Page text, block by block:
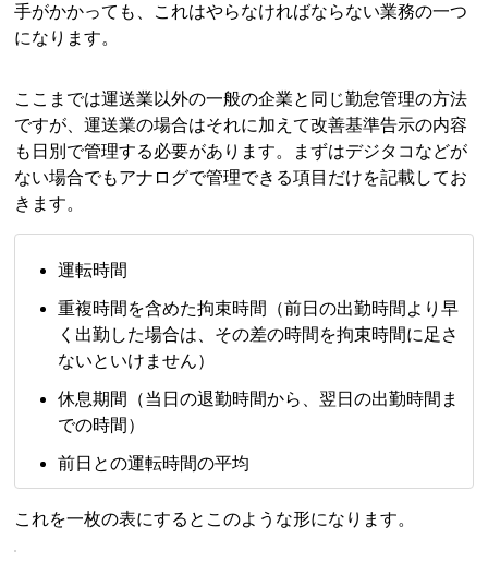
手がかかっても、これはやらなければならない業務の一つ
になります。
ここまでは運送業以外の一般の企業と同じ勤怠管理の方法
ですが、運送業の場合はそれに加えて改善基準告示の内容
も日別で管理する必要があります。まずはデジタコなどが
ない場合でもアナログで管理できる項目だけを記載してお
きます。
運転時間
重複時間を含めた拘束時間（前日の出勤時間より早
く出勤した場合は、その差の時間を拘束時間に足さ
ないといけません）
休息期間（当日の退勤時間から、翌日の出勤時間ま
での時間）
前日との運転時間の平均
これを一枚の表にするとこのような形になります。